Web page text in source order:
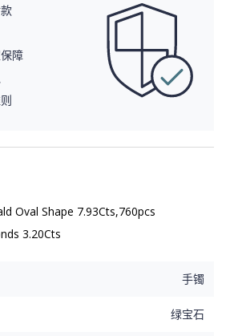
障
Oval Shape 7.93Cts,760pcs
3.20Cts
手镯
绿宝石